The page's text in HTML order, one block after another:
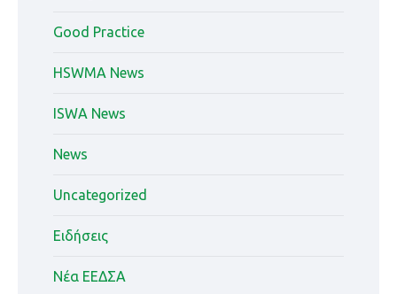
Good Practice
HSWMA News
ISWA News
News
Uncategorized
Ειδήσεις
Νέα ΕΕΔΣΑ